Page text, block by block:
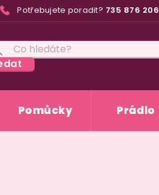
Potřebujete poradit? 735 876 206
Pomůcky Prádlo